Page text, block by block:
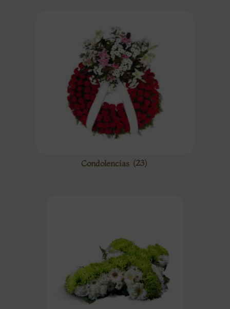
Condolencias (23)